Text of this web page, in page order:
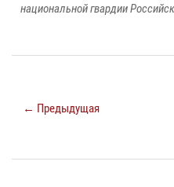
национальной гвардии
← Предыдущая